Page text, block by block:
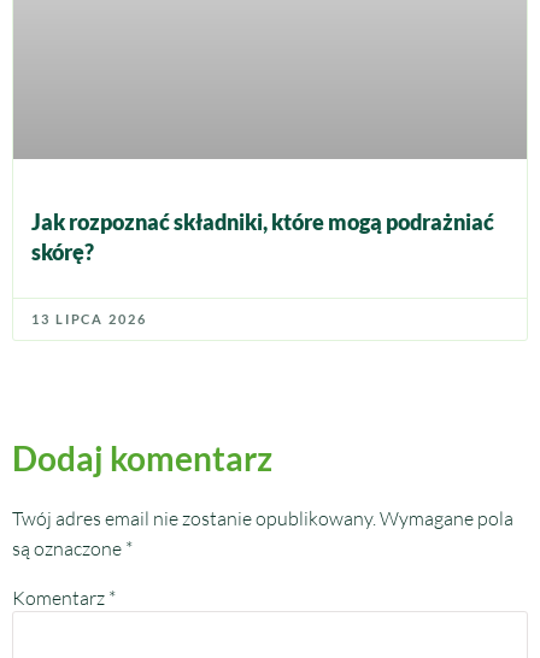
Jak rozpoznać składniki, które mogą podrażniać
skórę?
13 LIPCA 2026
Dodaj komentarz
Twój adres email nie zostanie opublikowany. Wymagane pola
są oznaczone *
Komentarz *